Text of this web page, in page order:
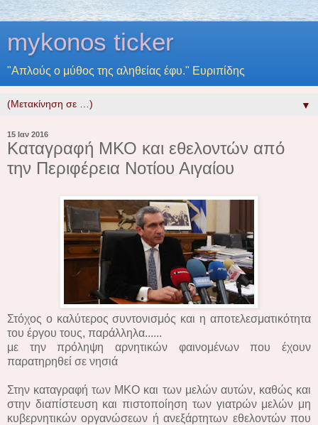
mykonos ticker
"Απλούς ο μύθος της αληθείας έφυ." Ευριπίδης
▼
15 Ιαν 2016
Καταγραφή ΜΚΟ και εθελοντών από
την Περιφέρεια Νοτίου Αιγαίου
Στόχος ο καλύτερος συντονισμός και η αποτελεσματικότητα
του έργου τους, παράλληλα......
με την πρόληψη αρνητικών φαινομένων που έχουν
παρατηρηθεί σε νησιά
Στην καταγραφή των ΜΚΟ και των μελών αυτών, καθώς και
στην διαπίστευση και πιστοποίηση των γιατρών μελών μη
κυβερνητικών οργανώσεων ή ανεξάρτητων εθελοντών που